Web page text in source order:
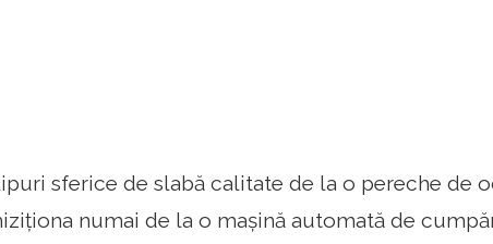
sferice de slabă calitate de la o pereche de
numai de la o mașină automată de